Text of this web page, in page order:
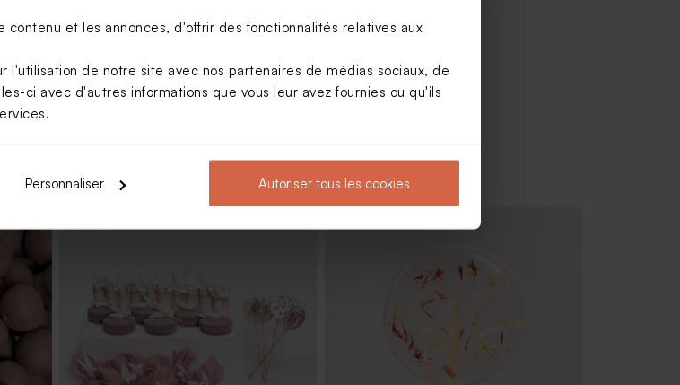
et les annonces, d'offrir des fonctionnalités relatives aux
l'utilisation de notre site avec nos partenaires de médias sociaux, de
ci avec d'autres informations que vous leur avez fournies ou qu'ils
Personnaliser Autoriser tous les cookies